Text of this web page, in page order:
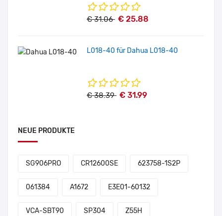
€ 31.06 € 25.88
L018-40 für Dahua L018-40
€ 38.39 € 31.99
NEUE PRODUKTE
SG906PRO CR12600SE 623758-1S2P
061384 A1672 E3E01-60132
VCA-SBT90 SP304 Z55H